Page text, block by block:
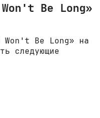
Be Long»
Be Long» на
следующие